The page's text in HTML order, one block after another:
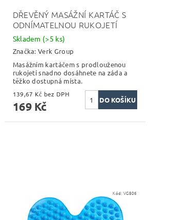
DŘEVĚNÝ MASÁŽNÍ KARTÁČ S
ODNÍMATELNOU RUKOJETÍ
Skladem (>5 ks)
Značka:Verk Group
Masážním kartáčem s prodlouženou
rukojetí snadno dosáhnete na záda a
těžko dostupná místa.
139,67 Kč bez DPH
169 Kč
Kód:VG806